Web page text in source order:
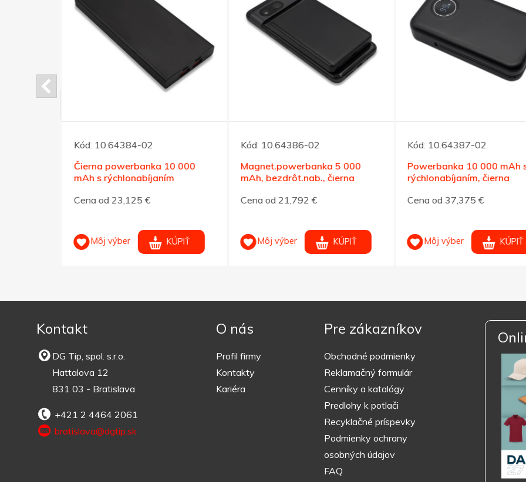
Kód: 10.64384-02
Čierna powerbanka 10 000
mAh s rýchlonabíjaním
Cena od 23,125 €
Môj výber KÚPIŤ
Kód: 10.64386-02
Magnet.powerbanka 5 000
mAh, bezdrôt.nab., čierna
Cena od 21,792 €
Môj výber KÚPIŤ
Kód: 10.64387-02
Powerbanka 10 000 mAh s
rýchlonabíjaním, čierna
Cena od 37,375 €
Môj výber KÚPIŤ
Kontakt
DG Tip, spol. s.r.o.
Hattalova 12
831 03 - Bratislava
+421 2 4464 2061
bratislava@dgtip.sk
O nás
Profil firmy
Kontakty
Kariéra
Pre zákazníkov
Obchodné podmienky
Reklamačný formulár
Cenníky a katalógy
Predlohy k potlači
Recyklačné príspevky
Podmienky ochrany
osobných údajov
FAQ